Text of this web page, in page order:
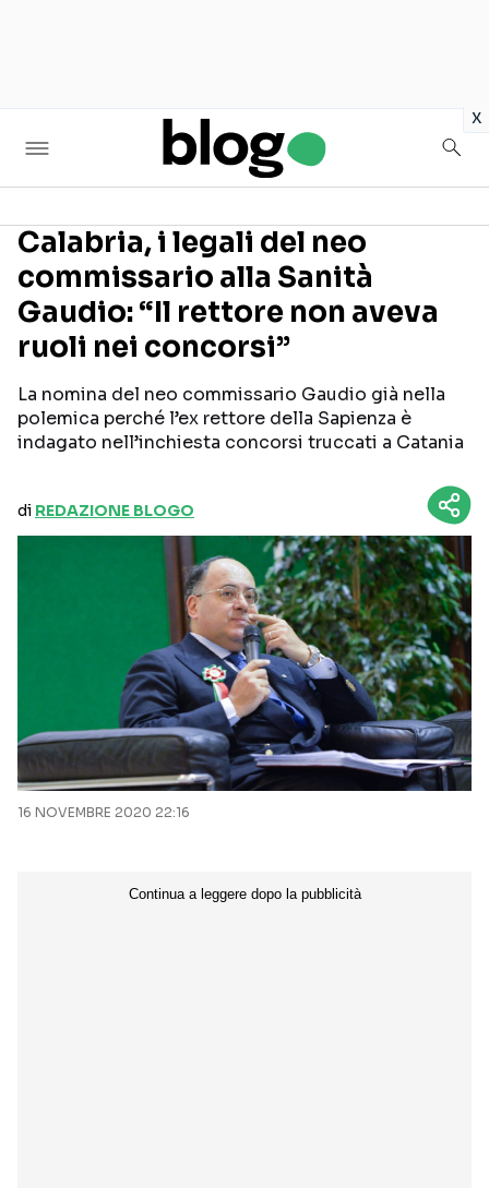
x
Seguici sui social
Calabria, i legali del neo
commissario alla Sanità
Gaudio: “Il rettore non aveva
ruoli nei concorsi”
La nomina del neo commissario Gaudio già nella
polemica perché l’ex rettore della Sapienza è
indagato nell’inchiesta concorsi truccati a Catania
di REDAZIONE BLOGO
16 NOVEMBRE 2020 22:16